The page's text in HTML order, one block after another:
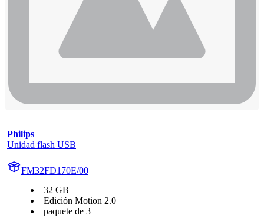
Philips
Unidad flash USB
FM32FD170E/00
32 GB
Edición Motion 2.0
paquete de 3